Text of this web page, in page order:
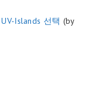
Islands 선택 (by